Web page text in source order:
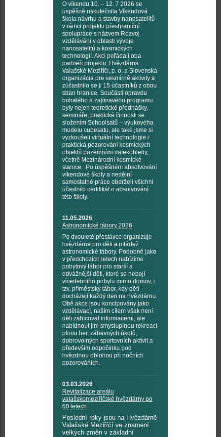
O víkendu 10. – 12. 7 2026 se
úspěšně uskutečnila Víkendová
škola návrhu a stavby nanosatelitů
v rámci projektu přeshraniční
spolupráce s názvem Rozvoj
vzdělávání v oblasti vývoje
nanosatelitů a kosmických
technologií. Akci pořádali oba
partneři projektu, Hvězdárna
Valašské Meziříčí, p. o. a Slovenská
organizácia pre vesmírné aktivity a
zúčastnilo se ji 15 účastníků z obou
stran hranice. Součástí opravdu
bohatého a zajímavého programu
byly nejen teoretické přednášky,
semináře, praktické činnosti se
složením Schoolsatů – výukového
modelu cubesatu, ale také jsme si
vyzkoušeli virtuální technologie i
praktická pozorování kosmických
objektů pozemními dalekohledy,
včetně Mezinárodní kosmické
stanice. Po úspěšném absolvování
víkendové školy a nedělní
samostatné práce obdrželi všichni
účastníci certifikát o absolvování
této školy.
11.05.2026
Astronomické tábory 2026
Po dvouleté přestávce organizuje
hvězdárna pro děti a mládež
astronomické tábory. Podobně jako
v předchozích letech nabízíme
pobytový tábor pro starší a
odvážnější děti, které se nebojí
vícedenního pobytu mimo domov, i
tzv. příměstský tábor, kdy děti
docházejí každý den na hvězdárnu.
Obě akce jsou koncipovány jako
vzdělávací, naším cílem však není
děti zahlcovat informacemi, ale
nabídnout jim smysluplnou rekreaci
plnou her, zábavných úkolů,
dobrovolných sportovních aktivit a
především odpočinku pod
hvězdnou oblohou při nočních
pozorováních.
03.03.2026
Revitalizace areálu
valašskomeziříčské hvězdárny po
60 letech
Poslední roky jsou na Hvězdárně
Valašské Meziříčí ve znamení
velkých změn v základní